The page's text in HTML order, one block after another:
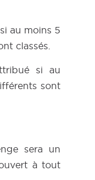
au moins 5
classés.
si au
sont
sera un
à tout